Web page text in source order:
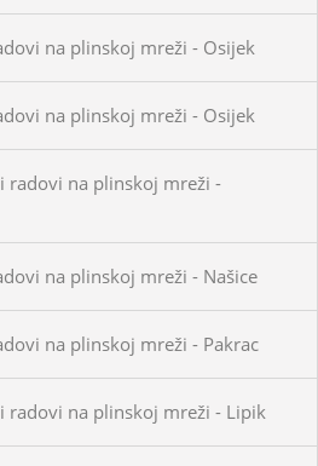
na plinskoj mreži - Osijek
na plinskoj mreži - Osijek
radovi na plinskoj mreži -
na plinskoj mreži - Našice
na plinskoj mreži - Pakrac
radovi na plinskoj mreži - Lipik